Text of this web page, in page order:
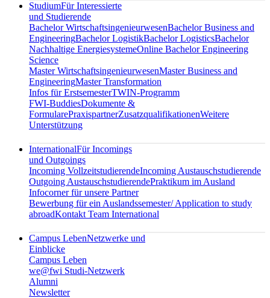
StudiumFür Interessierte
und Studierende
Bachelor WirtschaftsingenieurwesenBachelor Business and
EngineeringBachelor LogistikBachelor LogisticsBachelor
Nachhaltige EnergiesystemeOnline Bachelor Engineering
Science
Master WirtschaftsingenieurwesenMaster Business and
EngineeringMaster Transformation
Infos für ErstsemesterTWIN-Programm
FWI-BuddiesDokumente &
FormularePraxispartnerZusatzqualifikationenWeitere
Unterstützung
InternationalFür Incomings
und Outgoings
Incoming VollzeitstudierendeIncoming Austauschstudierende
Outgoing AustauschstudierendePraktikum im Ausland
Infocorner für unsere Partner
Bewerbung für ein Auslandssemester/ Application to study
abroadKontakt Team International
Campus LebenNetzwerke und
Einblicke
Campus Leben
we@fwi Studi-Netzwerk
Alumni
Newsletter